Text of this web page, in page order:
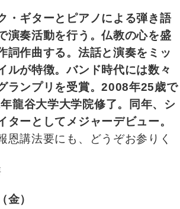
・ギターとピアノによる弾き語
演奏活動を行う。仏教の心を盛
詞作曲する。法話と演奏をミッ
ルが特徴。バンド時代には数々
ランプリを受賞。2008年25歳で
龍谷大学大学院修了。同年、シ
ターとしてメジャーデビュー。
恩講法要にも、どうぞお参りく
金）